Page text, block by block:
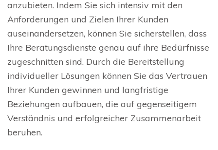
anzubieten. Indem Sie sich intensiv mit den
Anforderungen und Zielen Ihrer Kunden
auseinandersetzen, können Sie sicherstellen, dass
Ihre Beratungsdienste genau auf ihre Bedürfnisse
zugeschnitten sind. Durch die Bereitstellung
individueller Lösungen können Sie das Vertrauen
Ihrer Kunden gewinnen und langfristige
Beziehungen aufbauen, die auf gegenseitigem
Verständnis und erfolgreicher Zusammenarbeit
beruhen.